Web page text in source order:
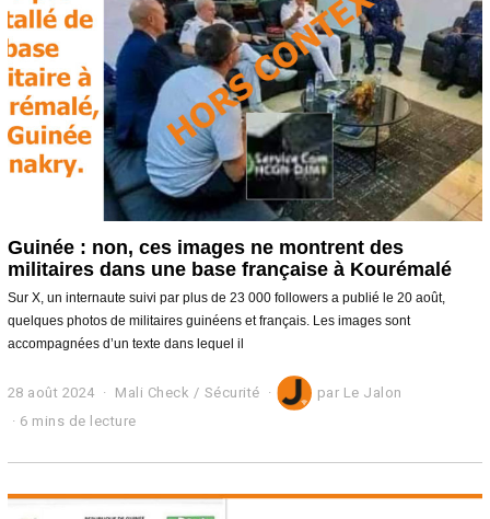
4
Guinée : non, ces images ne montrent des
militaires dans une base française à Kourémalé
Sur X, un internaute suivi par plus de 23 000 followers a publié le 20 août,
quelques photos de militaires guinéens et français. Les images sont
accompagnées d’un texte dans lequel il
28 août 2024
a
t
Mali Check / Sécurité par Le Jalon
6 mins de lecture